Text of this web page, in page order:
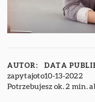
AUTOR:
zapytajoto
DATA
10-13-2022
Potrzebujesz ok. 2 min.